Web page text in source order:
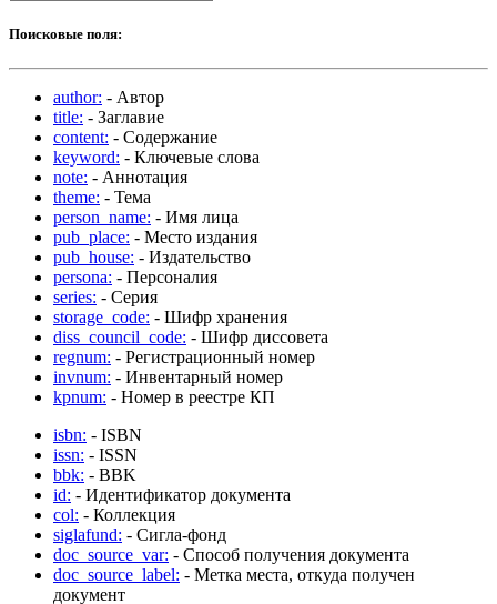
Поисковые поля:
author: - Автор
title: - Заглавие
content: - Содержание
keyword: - Ключевые слова
note: - Аннотация
theme: - Тема
person_name: - Имя лица
pub_place: - Место издания
pub_house: - Издательство
persona: - Персоналия
series: - Серия
storage_code: - Шифр хранения
diss_council_code: - Шифр диссовета
regnum: - Регистрационный номер
invnum: - Инвентарный номер
kpnum: - Номер в реестре КП
isbn: - ISBN
issn: - ISSN
bbk: - BBK
id: - Идентификатор документа
col: - Коллекция
siglafund: - Сигла-фонд
doc_source_var: - Способ получения документа
doc_source_label: - Метка места, откуда получен
документ